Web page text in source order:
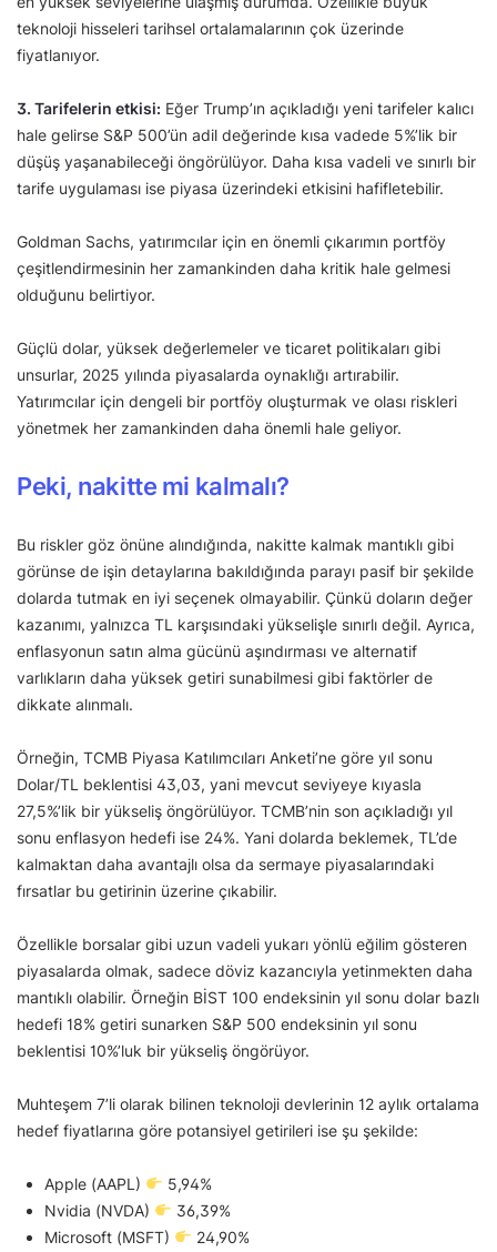
teknoloji hisseleri tarihsel ortalamalarının çok üzerinde
fiyatlanıyor.
3. Tarifelerin etkisi: Eğer Trump’ın açıkladığı yeni tarifeler kalıcı
hale gelirse S&P 500’ün adil değerinde kısa vadede 5%’lik bir
düşüş yaşanabileceği öngörülüyor. Daha kısa vadeli ve sınırlı bir
tarife uygulaması ise piyasa üzerindeki etkisini hafifletebilir.
Goldman Sachs, yatırımcılar için en önemli çıkarımın portföy
çeşitlendirmesinin her zamankinden daha kritik hale gelmesi
olduğunu belirtiyor.
Güçlü dolar, yüksek değerlemeler ve ticaret politikaları gibi
unsurlar, 2025 yılında piyasalarda oynaklığı artırabilir.
Yatırımcılar için dengeli bir portföy oluşturmak ve olası riskleri
yönetmek her zamankinden daha önemli hale geliyor.
Peki, nakitte mi kalmalı?
Bu riskler göz önüne alındığında, nakitte kalmak mantıklı gibi
görünse de işin detaylarına bakıldığında parayı pasif bir şekilde
dolarda tutmak en iyi seçenek olmayabilir. Çünkü doların değer
kazanımı, yalnızca TL karşısındaki yükselişle sınırlı değil. Ayrıca,
enflasyonun satın alma gücünü aşındırması ve alternatif
varlıkların daha yüksek getiri sunabilmesi gibi faktörler de
dikkate alınmalı.
Örneğin, TCMB Piyasa Katılımcıları Anketi’ne göre yıl sonu
Dolar/TL beklentisi 43,03, yani mevcut seviyeye kıyasla
27,5%’lik bir yükseliş öngörülüyor. TCMB’nin son açıkladığı yıl
sonu enflasyon hedefi ise 24%. Yani dolarda beklemek, TL’de
kalmaktan daha avantajlı olsa da sermaye piyasalarındaki
fırsatlar bu getirinin üzerine çıkabilir.
Özellikle borsalar gibi uzun vadeli yukarı yönlü eğilim gösteren
piyasalarda olmak, sadece döviz kazancıyla yetinmekten daha
mantıklı olabilir. Örneğin BİST 100 endeksinin yıl sonu dolar bazlı
hedefi 18% getiri sunarken S&P 500 endeksinin yıl sonu
beklentisi 10%’luk bir yükseliş öngörüyor.
Muhteşem 7’li olarak bilinen teknoloji devlerinin 12 aylık ortalama
hedef fiyatlarına göre potansiyel getirileri ise şu şekilde:
Apple (AAPL)
5,94%
Nvidia (NVDA)
36,39%
Microsoft (MSFT)
24,90%